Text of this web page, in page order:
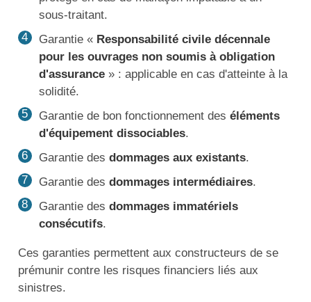
sous-traitant.
Garantie « Responsabilité civile décennale
pour les ouvrages non soumis à obligation
d'assurance» : applicable en cas d'atteinte à la
solidité.
Garantie de bon fonctionnement des éléments
d'équipement dissociables.
Garantie des dommages aux existants.
Garantie des dommages intermédiaires.
Garantie des dommages immatériels
consécutifs.
Ces garanties permettent aux constructeurs de se
prémunir contre les risques financiers liés aux
sinistres.